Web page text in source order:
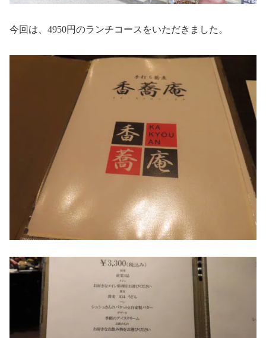
今回は、4950円のランチコースをいただきました。